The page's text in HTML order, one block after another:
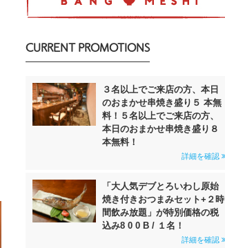
CURRENT PROMOTIONS
３名以上でご来店の方、本日
のおまかせ串焼き盛り５ 本無
料！５名以上でご来店の方、
本日のおまかせ串焼き盛り８
本無料！
詳細を確認
「大人気デブとろいわし原始
焼き付きおつまみセット+２時
間飲み放題」が特別価格の税
込み8 0 0 B / １名！
詳細を確認